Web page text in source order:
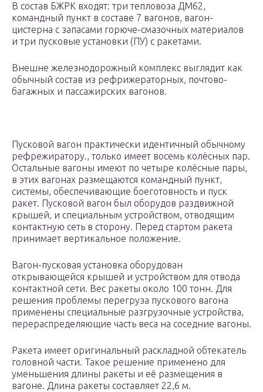
В состав БЖРК входят: три тепловоза ДМ62,
командный пункт в составе 7 вагонов, вагон-
цистерна с запасами горюче-смазочных материалов
и три пусковые установки (ПУ) с ракетами.
Внешне железнодорожный комплекс выглядит как
обычный состав из рефрижераторных, почтово-
багажных и пассажирских вагонов.
Пусковой вагон практически идентичный обычному
рефрежиратору., только имеет восемь колёсных пар.
Остальные вагоны имеют по четыре колёсные пары,
в этих вагонах размещаются командный пункт,
системы, обеспечивающие боеготовность и пуск
ракет. Пусковой вагон был оборудов раздвижной
крышей, и специальным устройством, отводящим
контактную сеть в сторону. Перед стартом ракета
принимает вертикальное положение.
Вагон-пусковая установка оборудован
открывающейся крышей и устройством для отвода
контактной сети. Вес ракеты около 100 тонн. Для
решения проблемы перегруза пускового вагона
применены специальные разгрузочные устройства,
перераспределяющие часть веса на соседние вагоны.
Ракета имеет оригинальный раскладной обтекатель
головной части. Такое решение применено для
уменьшения длины ракеты и её размещения в
вагоне. Длина ракеты составляет 22,6 м.